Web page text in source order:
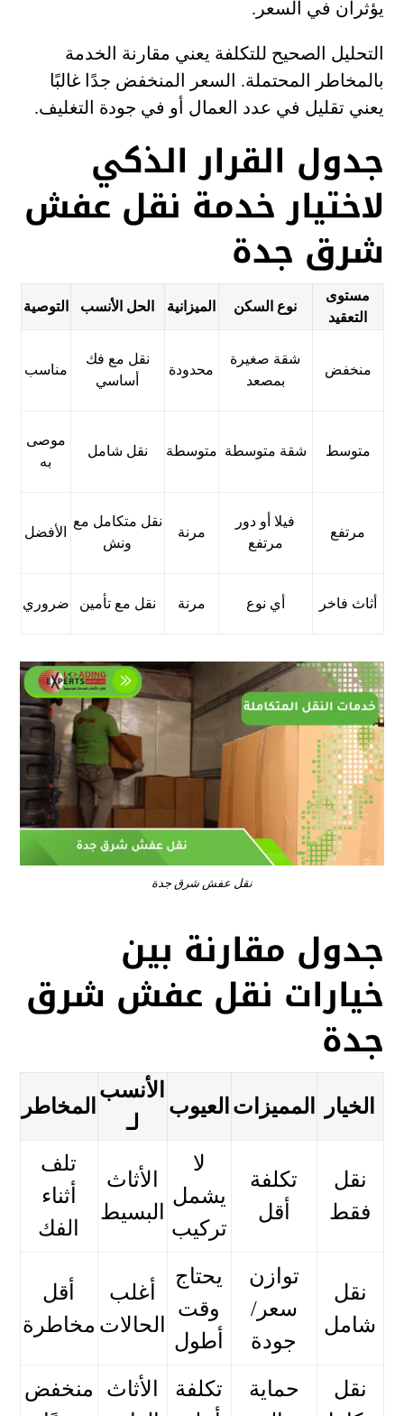
يؤثران في السعر.
التحليل الصحيح للتكلفة يعني مقارنة الخدمة
بالمخاطر المحتملة. السعر المنخفض جدًا غالبًا
يعني تقليل في عدد العمال أو في جودة التغليف.
جدول القرار الذكي
لاختيار خدمة نقل عفش
شرق جدة
مستوى
التعقيد
نوع السكن الميزانية الحل الأنسب التوصية
منخفض
شقة صغيرة
بمصعد
محدودة
نقل مع فك
أساسي
مناسب
متوسط شقة متوسطة متوسطة نقل شامل
موصى
به
مرتفع
فيلا أو دور
مرتفع
مرنة
نقل متكامل مع
ونش
الأفضل
أثاث فاخر أي نوع مرنة نقل مع تأمين ضروري
نقل عفش شرق جدة
جدول مقارنة بين
خيارات نقل عفش شرق
جدة
الخيار المميزات العيوب
الأنسب
لـ
المخاطر
نقل
فقط
تكلفة
أقل
لا
يشمل
تركيب
الأثاث
البسيط
تلف
أثناء
الفك
نقل
شامل
توازن
سعر/
جودة
يحتاج
وقت
أطول
أغلب
الحالات
أقل
مخاطرة
نقل
حماية
تكلفة
الأثاث
منخفض